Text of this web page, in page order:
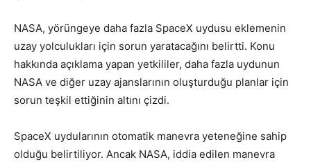
NASA, yörüngeye daha fazla SpaceX uydusu eklemenin
uzay yolculukları için sorun yaratacağını belirtti. Konu
hakkında açıklama yapan yetkililer, daha fazla uydunun
NASA ve diğer uzay ajanslarının oluşturduğu planlar için
sorun teşkil ettiğinin altını çizdi.
SpaceX uydularının otomatik manevra yeteneğine sahip
olduğu belirtiliyor. Ancak NASA, iddia edilen manevra